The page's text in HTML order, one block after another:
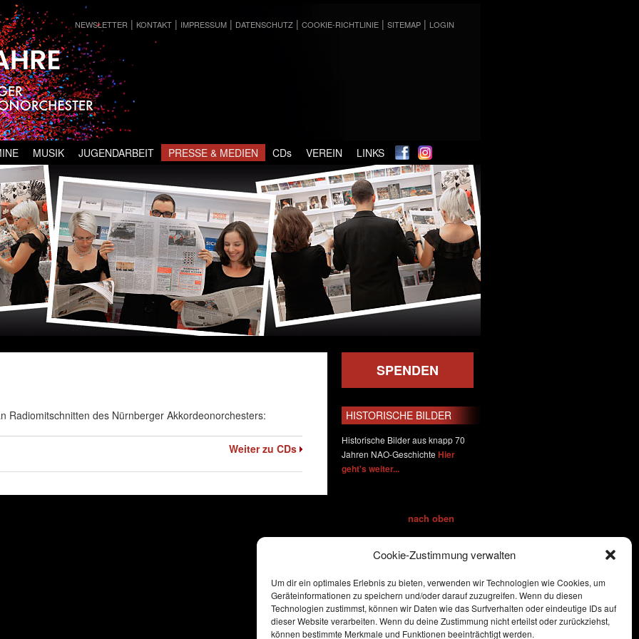
Cookie-Zustimmung verwalten
Um dir ein optimales Erlebnis zu bieten, verwenden wir Technologien wie Cookies, um
Geräteinformationen zu speichern und/oder darauf zuzugreifen. Wenn du diesen
Technologien zustimmst, können wir Daten wie das Surfverhalten oder eindeutige IDs auf
dieser Website verarbeiten. Wenn du deine Zustimmung nicht erteilst oder zurückziehst,
können bestimmte Merkmale und Funktionen beeinträchtigt werden.
NEWSLETTER | KONTAKT | IMPRESSUM | DATENSCHUTZ | COOKIE-RICHTLINIE | SITEMAP | LOGIN
MUSIK JUGENDARBEIT PRESSE & MEDIEN CDs VEREIN LINKS
Radiomitschnitten des Nürnberger Akkordeonorchesters:
Weiter zu CDs
SPENDEN
HISTORISCHE BILDER
Historische Bilder aus knapp 70
Jahren NAO-Geschichte Hier
geht's weiter...
nach oben